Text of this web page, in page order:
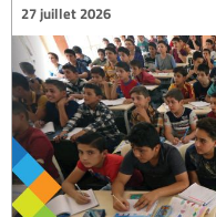
27 juillet 2026